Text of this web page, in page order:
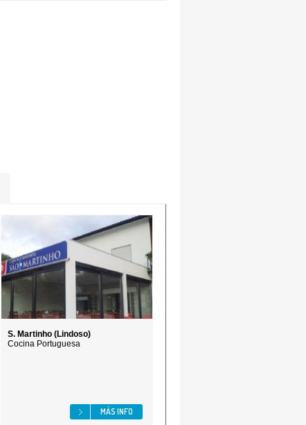
S. Martinho (Lindoso)
Cocina Portuguesa
MÁS INFO